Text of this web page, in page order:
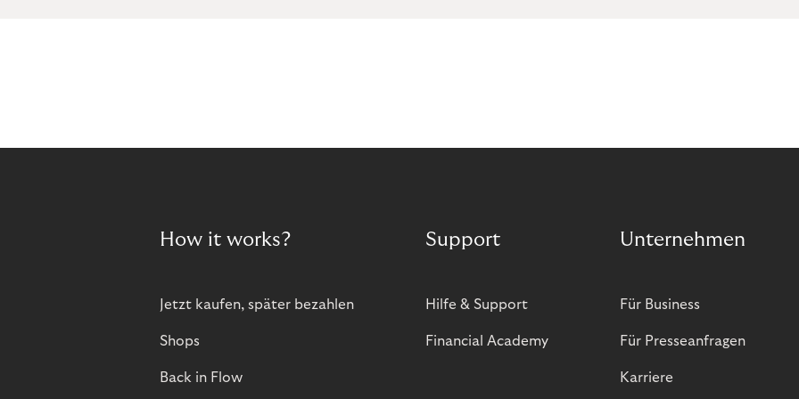
How it works?
Jetzt kaufen, später bezahlen
Shops
Back in Flow
Support
Hilfe & Support
Financial Academy
Unternehmen
Für Business
Für Presseanfragen
Karriere